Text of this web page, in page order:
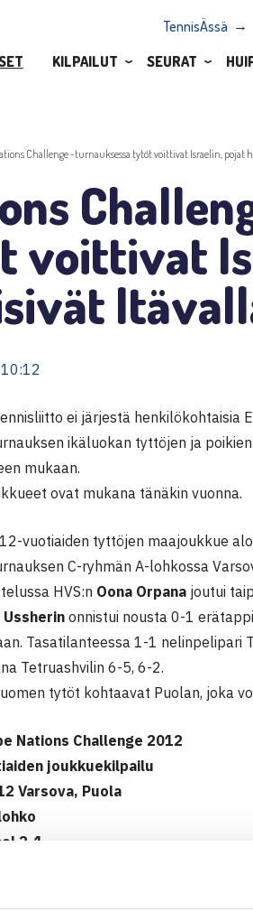
TennisÄssä
KILPAILUT SEURAT
Challenge -turnauksessa tytöt voittivat Israelin, pojat
voittivat
ei järjestä henkilökohtaisia
ikäluokan tyttöjen ja
mukaan.
ovat mukana tänäkin vuonna.
vuotiaiden tyttöjen maajoukkue
C-ryhmän A-lohkossa
HVS:n Oona Orpana joutui
Ussherinonnistui nousta 0-1
Tasatilanteessa 1-1 nelinpelipari
Tetruashvilin 6-5, 6-2.
tytöt kohtaavat Puolan, joka
Nations Challenge 2012
joukkuekilpailu
Varsova, Puola
2-1
Israel – Oona Orpana 75 16 63,